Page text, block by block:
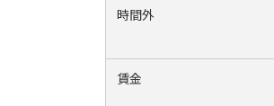
時間外
賃金